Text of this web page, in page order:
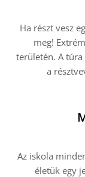
Ha részt vesz
meg!
területén. A
a
Az iskola
életük egy